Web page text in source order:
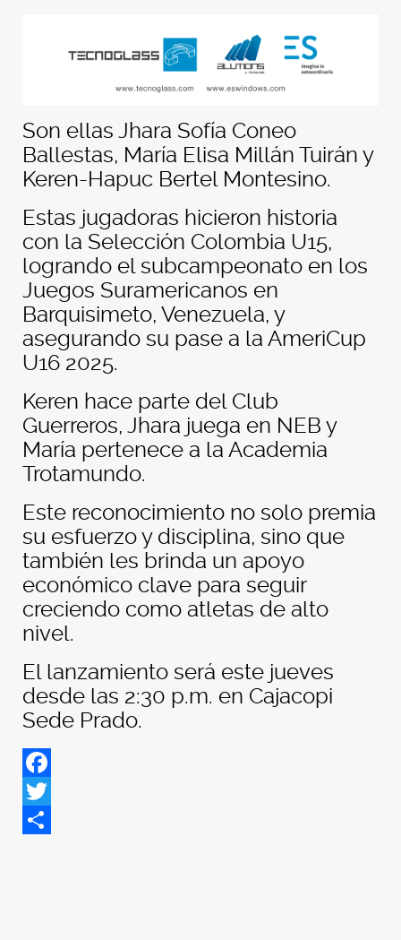
Son ellas Jhara Sofía Coneo
Ballestas, María Elisa Millán Tuirán y
Keren-Hapuc Bertel Montesino.
Estas jugadoras hicieron historia
con la Selección Colombia U15,
logrando el subcampeonato en los
Juegos Suramericanos en
Barquisimeto, Venezuela, y
asegurando su pase a la AmeriCup
U16 2025.
Keren hace parte del Club
Guerreros, Jhara juega en NEB y
María pertenece a la Academia
Trotamundo.
Este reconocimiento no solo premia
su esfuerzo y disciplina, sino que
también les brinda un apoyo
económico clave para seguir
creciendo como atletas de alto
nivel.
El lanzamiento será este jueves
desde las 2:30 p.m. en Cajacopi
Sede Prado.
Facebook
Twitter